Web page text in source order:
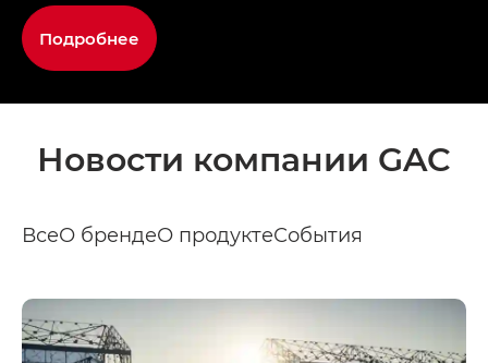
Подробнее
Новости компании GAC
ВсеО брендеО продуктеСобытия